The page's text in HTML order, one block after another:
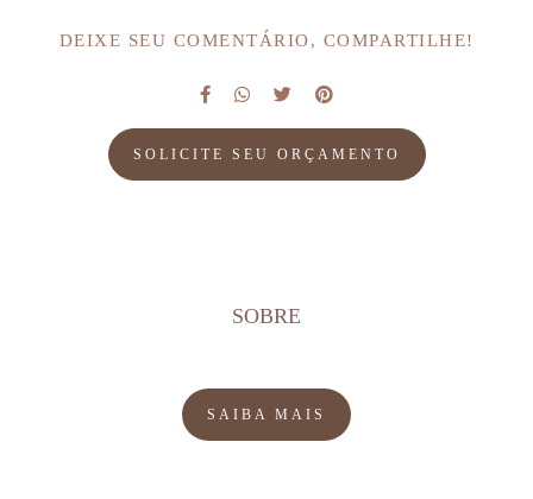
DEIXE SEU COMENTÁRIO, COMPARTILHE!
SOLICITE SEU ORÇAMENTO
SOBRE
SAIBA MAIS